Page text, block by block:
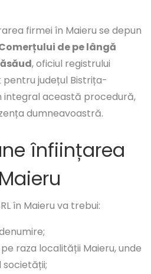
firmei în Maieru se depun
de pe lângă
, oficiul registrului
județul Bistrița-
integral această procedură,
dumneavoastră.
înființarea
în Maieru va trebui:
raza localității Maieru, unde
societății;